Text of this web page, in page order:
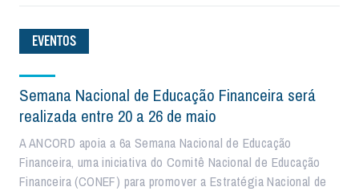
EVENTOS
Semana Nacional de Educação Financeira será
realizada entre 20 a 26 de maio
A ANCORD apoia a 6a Semana Nacional de Educação
Financeira, uma iniciativa do Comitê Nacional de Educação
Financeira (CONEF) para promover a Estratégia Nacional de